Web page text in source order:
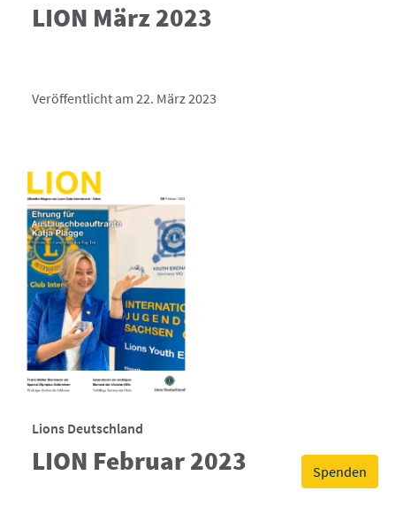
Spenden
LION März 2023
Veröffentlicht am 22. März 2023
Lions Deutschland
LION Februar 2023